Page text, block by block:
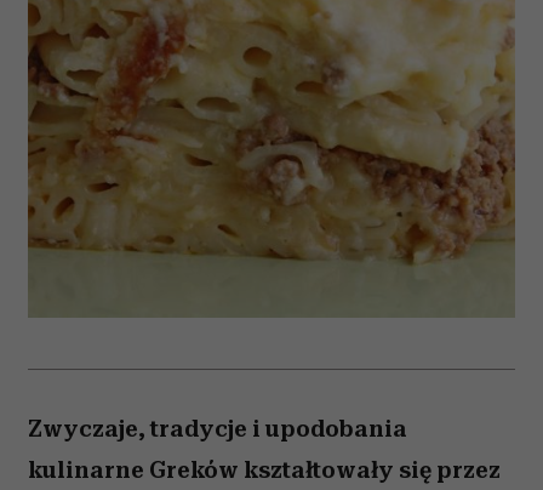
Zwyczaje, tradycje i upodobania
kulinarne Greków kształtowały się przez